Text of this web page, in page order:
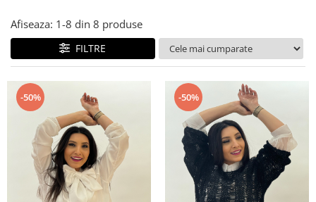
Costume de baie
Afiseaza: 1-8 din 8 produse
FILTRE
-50% -50%